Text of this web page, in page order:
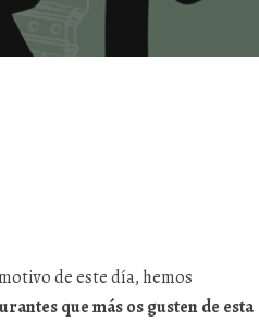
de este día, hemos
que más os gusten de esta